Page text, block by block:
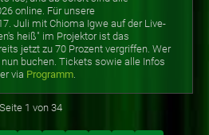
online. Für unsere
Juli mit Chioma Igwe auf der Live-
heiß" im Projektor ist das
jetzt zu 70 Prozent vergriffen. Wer
buchen. Tickets sowie alle Infos
via Programm.
Seite 1 von 34